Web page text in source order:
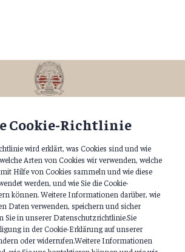
Cookie-Richtlinie
wird erklärt, was Cookies sind und wie
Arten von Cookies wir verwenden, welche
Hilfe von Cookies sammeln und wie diese
werden, und wie Sie die Cookie-
können. Weitere Informationen darüber, wie
Daten verwenden, speichern und sicher
Sie in unserer Datenschutzrichtlinie.Sie
in der Cookie-Erklärung auf unserer
oder widerrufen.Weitere Informationen